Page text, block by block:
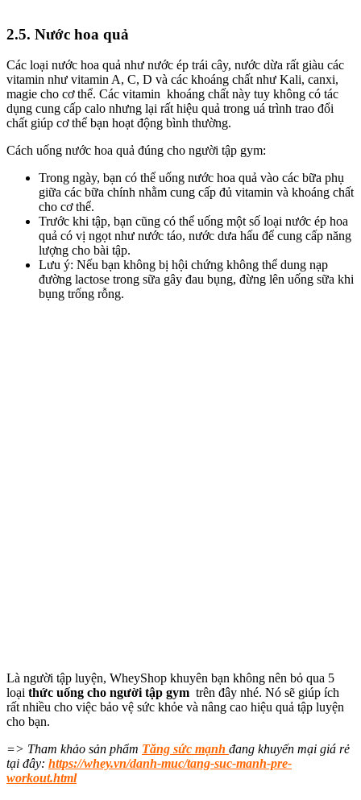
2.5. Nước hoa quả
Các loại nước hoa quả như nước ép trái cây, nước dừa rất giàu các
vitamin như vitamin A, C, D và các khoáng chất như Kali, canxi,
magie cho cơ thể. Các vitamin khoáng chất này tuy không có tác
dụng cung cấp calo nhưng lại rất hiệu quả trong uá trình trao đổi
chất giúp cơ thể bạn hoạt động bình thường.
Cách uống nước hoa quả đúng cho người tập gym:
Trong ngày, bạn có thể uống nước hoa quả vào các bữa phụ
giữa các bữa chính nhằm cung cấp đủ vitamin và khoáng chất
cho cơ thể.
Trước khi tập, bạn cũng có thể uống một số loại nước ép hoa
quả có vị ngọt như nước táo, nước dưa hấu để cung cấp năng
lượng cho bài tập.
Lưu ý: Nếu bạn không bị hội chứng không thể dung nạp
đường lactose trong sữa gây đau bụng, đừng lên uống sữa khi
bụng trống rỗng.
Là người tập luyện, WheyShop khuyên bạn không nên bỏ qua 5
loại thức uống cho người tập gym trên đây nhé. Nó sẽ giúp ích
rất nhiều cho việc bảo vệ sức khỏe và nâng cao hiệu quả tập luyện
cho bạn.
=> Tham khảo sản phẩm Tăng sức mạnh đang khuyến mại giá rẻ
tại đây: https://whey.vn/danh-muc/tang-suc-manh-pre-
workout.html